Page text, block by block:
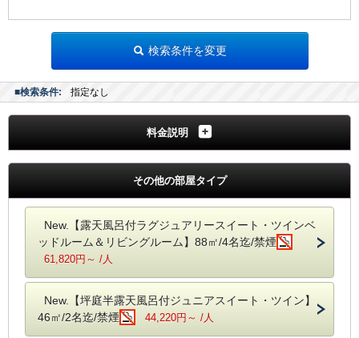
そうすることで、旅行の工程も組みやすくなります！
◇忍者修行の森「忍者の森」まで歩いて1分
◇名張界隈まで車で約15分
◇伊賀流忍者博物館まで車で約40分
◇だんじり会館まで車で約40分
◇モクモク手づくりファームまで車で約75分
奈良・大阪方面
へ～
◇室生寺までは車で約25分
◇長谷寺までは車で約40分
◇奈良市内までは車で約90分
◇吉野の千本桜までは車で約70分
検索条件を変更
■検索条件: 指定なし
料金説明
その他の部屋タイプ
New.【露天風呂付ラグジュアリースイート・ツインベ
ッドルーム＆リビングルーム】88㎡/4名迄/禁煙
61,820円～ /人
New.【坪庭半露天風呂付ジュニアスイート・ツイン】
46㎡/2名迄/禁煙
44,220円～ /人